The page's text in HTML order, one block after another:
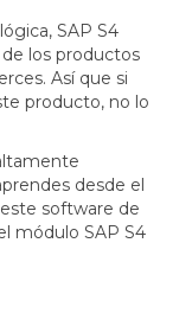
SAP S4
los productos
Así que si
producto, no lo
desde el
software de
módulo SAP S4